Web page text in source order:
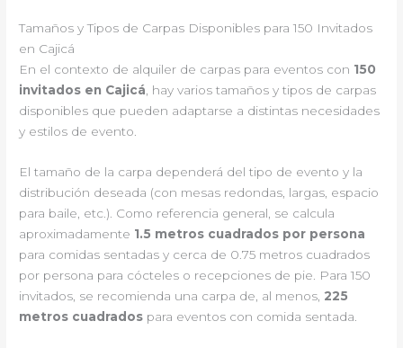
Tamaños y Tipos de Carpas Disponibles para 150 Invitados
en Cajicá
En el contexto de alquiler de carpas para eventos con 150
invitados en Cajicá , hay varios tamaños y tipos de carpas
disponibles que pueden adaptarse a distintas necesidades
y estilos de evento.
El tamaño de la carpa dependerá del tipo de evento y la
distribución deseada (con mesas redondas, largas, espacio
para baile, etc.). Como referencia general, se calcula
aproximadamente 1.5 metros cuadrados por persona
para comidas sentadas y cerca de 0.75 metros cuadrados
por persona para cócteles o recepciones de pie. Para 150
invitados, se recomienda una carpa de, al menos, 225
metros cuadrados para eventos con comida sentada.